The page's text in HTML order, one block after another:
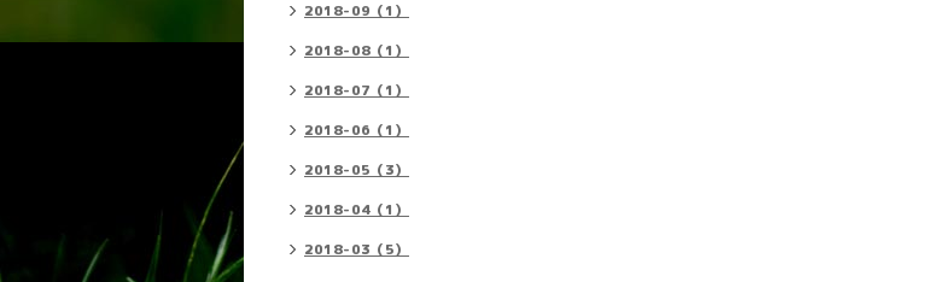
2018-09（1）
2018-08（1）
2018-07（1）
2018-06（1）
2018-05（3）
2018-04（1）
2018-03（5）